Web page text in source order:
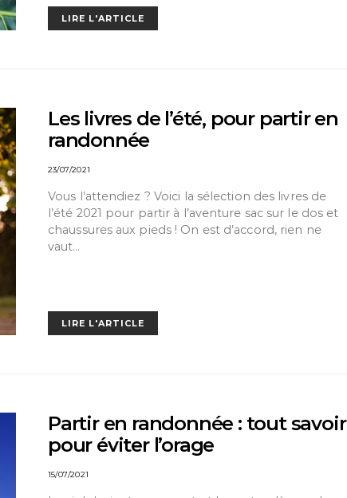
LIRE L'ARTICLE
Les livres de l’été, pour partir en
randonnée
23/07/2021
Vous l’attendiez ? Voici la sélection des livres de
l’été 2021 pour partir à l’aventure sac sur le dos et
chaussures aux pieds ! On est d’accord, rien ne
vaut…
LIRE L'ARTICLE
Partir en randonnée : tout savoir
pour éviter l’orage
15/07/2021